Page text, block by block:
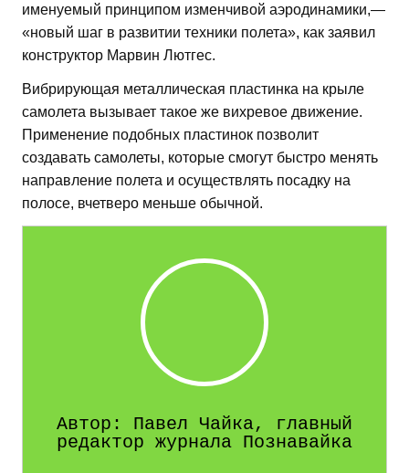
именуемый принципом изменчивой аэродинамики,—
«новый шаг в развитии техники полета», как заявил
конструктор Марвин Лютгес.
Вибрирующая металлическая пластинка на крыле
самолета вызывает такое же вихревое движение.
Применение подобных пластинок позволит
создавать самолеты, которые смогут быстро менять
направление полета и осуществлять посадку на
полосе, вчетверо меньше обычной.
Автор: Павел Чайка, главный
редактор журнала Познавайка